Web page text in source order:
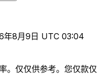
8月9日 UTC 03:04
。仅仅供参考。您仅款仅